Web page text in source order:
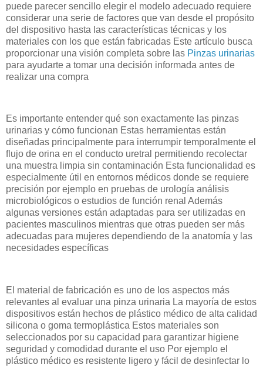
puede parecer sencillo elegir el modelo adecuado requiere
considerar una serie de factores que van desde el propósito
del dispositivo hasta las características técnicas y los
materiales con los que están fabricadas Este artículo busca
proporcionar una visión completa sobre las Pinzas urinarias
para ayudarte a tomar una decisión informada antes de
realizar una compra
Es importante entender qué son exactamente las pinzas
urinarias y cómo funcionan Estas herramientas están
diseñadas principalmente para interrumpir temporalmente el
flujo de orina en el conducto uretral permitiendo recolectar
una muestra limpia sin contaminación Esta funcionalidad es
especialmente útil en entornos médicos donde se requiere
precisión por ejemplo en pruebas de urología análisis
microbiológicos o estudios de función renal Además
algunas versiones están adaptadas para ser utilizadas en
pacientes masculinos mientras que otras pueden ser más
adecuadas para mujeres dependiendo de la anatomía y las
necesidades específicas
El material de fabricación es uno de los aspectos más
relevantes al evaluar una pinza urinaria La mayoría de estos
dispositivos están hechos de plástico médico de alta calidad
silicona o goma termoplástica Estos materiales son
seleccionados por su capacidad para garantizar higiene
seguridad y comodidad durante el uso Por ejemplo el
plástico médico es resistente ligero y fácil de desinfectar lo